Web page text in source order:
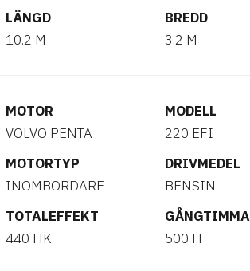
LÄNGD
10.2 M
BREDD
3.2 M
MOTOR
VOLVO PENTA
MODELL
220 EFI
MOTORTYP
INOMBORDARE
DRIVMEDEL
BENSIN
TOTALEFFEKT
440 HK
500 H